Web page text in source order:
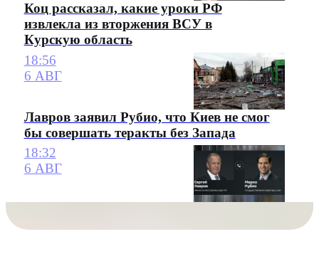
Коц рассказал, какие уроки РФ
извлекла из вторжения ВСУ в
Курскую область
18:56
6 АВГ
Лавров заявил Рубио, что Киев не смог
бы совершать теракты без Запада
18:32
6 АВГ